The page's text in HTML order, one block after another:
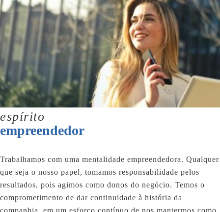
espírito
empreendedor
Trabalhamos com uma mentalidade empreendedora. Qualquer
que seja o nosso papel, tomamos responsabilidade pelos
resultados, pois agimos como donos do negócio. Temos o
comprometimento de dar continuidade à história da
companhia, em um esforço contínuo de nos mantermos como